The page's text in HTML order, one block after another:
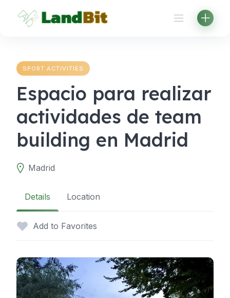
content
SPORT ACTIVITIES
Espacio para realizar
actividades de team
building en Madrid
Madrid
Details Location
Add to Favorites